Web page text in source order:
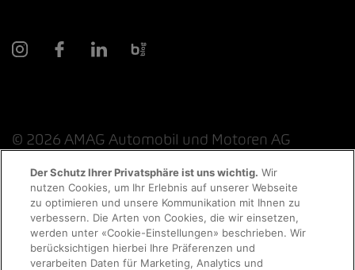
Probefahrt
Terminvereinbarung
© 2026 AMAG Automobil und Motoren AG
Datenschutzerklärung Rechtliche Hinweise
Rechtliche Hinweise Online-Chat
Der Schutz Ihrer Privatsphäre ist uns wichtig. Wir
nutzen Cookies, um Ihr Erlebnis auf unserer Webseite
zu optimieren und unsere Kommunikation mit Ihnen zu
verbessern. Die Arten von Cookies, die wir einsetzen,
werden unter «Cookie-Einstellungen» beschrieben. Wir
berücksichtigen hierbei Ihre Präferenzen und
verarbeiten Daten für Marketing, Analytics und